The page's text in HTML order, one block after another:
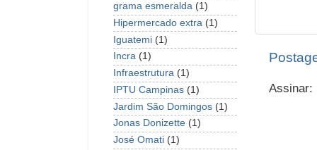
Assinar:
grama esmeralda (1)
Hipermercado extra (1)
Iguatemi (1)
Incra (1)
Infraestrutura (1)
IPTU Campinas (1)
Jardim São Domingos (1)
Jonas Donizette (1)
José Omati (1)